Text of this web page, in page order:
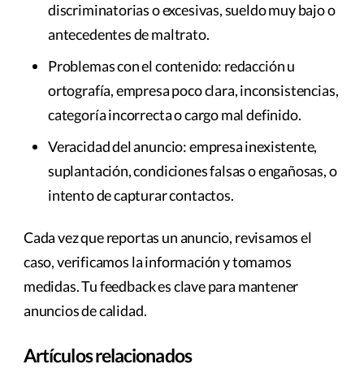
discriminatorias o excesivas, sueldo muy bajo o
antecedentes de maltrato.
Problemas con el contenido: redacción u
ortografía, empresa poco clara, inconsistencias,
categoría incorrecta o cargo mal definido.
Veracidad del anuncio: empresa inexistente,
suplantación, condiciones falsas o engañosas, o
intento de capturar contactos.
Cada vez que reportas un anuncio, revisamos el
caso, verificamos la información y tomamos
medidas. Tu feedback es clave para mantener
anuncios de calidad.
Artículos relacionados